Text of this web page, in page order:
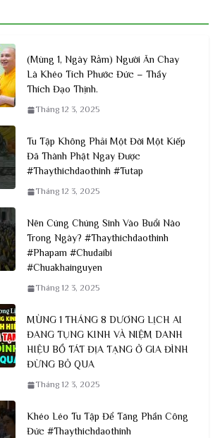
(Mùng 1, Ngày Rằm) Người Ăn Chay
Là Khéo Tích Phước Đức – Thầy
Thích Đạo Thịnh.
Tháng 12 3, 2025
Tu Tập Không Phải Một Đời Một Kiếp
Đã Thành Phật Ngay Được
#Thaythichdaothinh #Tutap
Tháng 12 3, 2025
Nên Cúng Chúng Sinh Vào Buổi Nào
Trong Ngày? #Thaythichdaothinh
#Phapam #Chudaibi
#Chuakhainguyen
Tháng 12 3, 2025
MÙNG 1 THÁNG 8 DƯƠNG LỊCH AI
ĐANG TỤNG KINH VÀ NIỆM DANH
HIỆU BỒ TÁT ĐỊA TẠNG Ở GIA ĐÌNH
ĐỪNG BỎ QUA
Tháng 12 3, 2025
Khéo Léo Tu Tập Để Tăng Phần Công
Đức #Thaythichdaothinh